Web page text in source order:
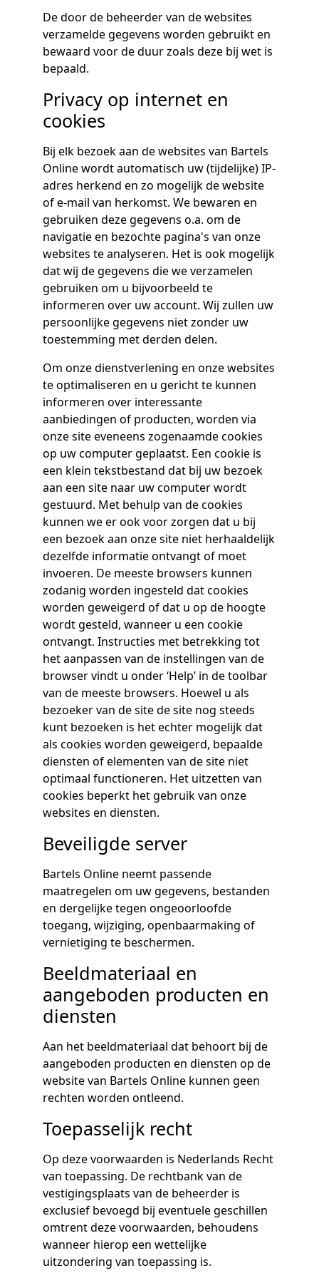
De door de beheerder van de websites
verzamelde gegevens worden gebruikt en
bewaard voor de duur zoals deze bij wet is
bepaald.
Privacy op internet en
cookies
Bij elk bezoek aan de websites van Bartels
Online wordt automatisch uw (tijdelijke) IP-
adres herkend en zo mogelijk de website
of e-mail van herkomst. We bewaren en
gebruiken deze gegevens o.a. om de
navigatie en bezochte pagina's van onze
websites te analyseren. Het is ook mogelijk
dat wij de gegevens die we verzamelen
gebruiken om u bijvoorbeeld te
informeren over uw account. Wij zullen uw
persoonlijke gegevens niet zonder uw
toestemming met derden delen.
Om onze dienstverlening en onze websites
te optimaliseren en u gericht te kunnen
informeren over interessante
aanbiedingen of producten, worden via
onze site eveneens zogenaamde cookies
op uw computer geplaatst. Een cookie is
een klein tekstbestand dat bij uw bezoek
aan een site naar uw computer wordt
gestuurd. Met behulp van de cookies
kunnen we er ook voor zorgen dat u bij
een bezoek aan onze site niet herhaaldelijk
dezelfde informatie ontvangt of moet
invoeren. De meeste browsers kunnen
zodanig worden ingesteld dat cookies
worden geweigerd of dat u op de hoogte
wordt gesteld, wanneer u een cookie
ontvangt. Instructies met betrekking tot
het aanpassen van de instellingen van de
browser vindt u onder ‘Help’ in de toolbar
van de meeste browsers. Hoewel u als
bezoeker van de site de site nog steeds
kunt bezoeken is het echter mogelijk dat
als cookies worden geweigerd, bepaalde
diensten of elementen van de site niet
optimaal functioneren. Het uitzetten van
cookies beperkt het gebruik van onze
websites en diensten.
Beveiligde server
Bartels Online neemt passende
maatregelen om uw gegevens, bestanden
en dergelijke tegen ongeoorloofde
toegang, wijziging, openbaarmaking of
vernietiging te beschermen.
Beeldmateriaal en
aangeboden producten en
diensten
Aan het beeldmateriaal dat behoort bij de
aangeboden producten en diensten op de
website van Bartels Online kunnen geen
rechten worden ontleend.
Toepasselijk recht
Op deze voorwaarden is Nederlands Recht
van toepassing. De rechtbank van de
vestigingsplaats van de beheerder is
exclusief bevoegd bij eventuele geschillen
omtrent deze voorwaarden, behoudens
wanneer hierop een wettelijke
uitzondering van toepassing is.